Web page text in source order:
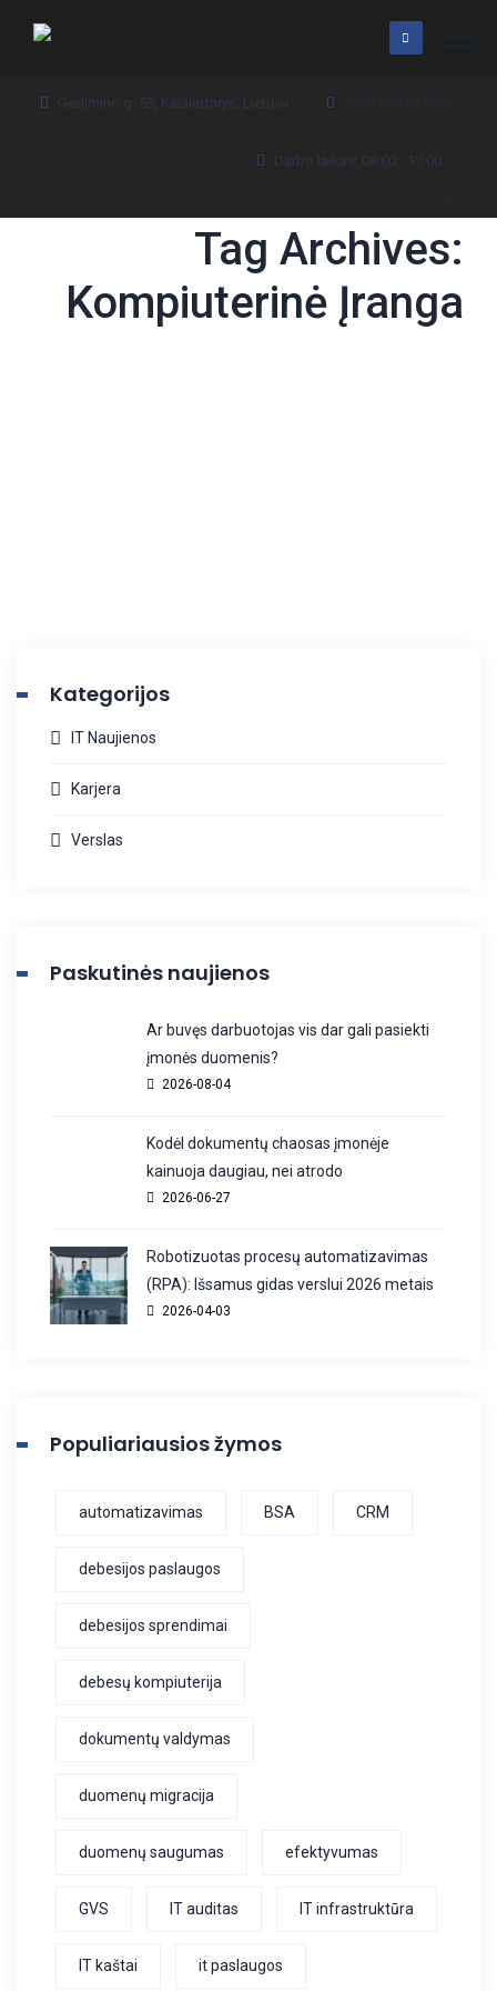
Gedimino g. 59, Kaišiadorys, Lietuva +370 630 99 970
Darbo laikas: 08:00 - 17:00
Tag Archives:
Kompiuterinė Įranga
Kategorijos
IT Naujienos
Karjera
Verslas
Paskutinės naujienos
Ar buvęs darbuotojas vis dar gali pasiekti
įmonės duomenis?
2026-08-04
Kodėl dokumentų chaosas įmonėje
kainuoja daugiau, nei atrodo
2026-06-27
Robotizuotas procesų automatizavimas
(RPA): Išsamus gidas verslui 2026 metais
2026-04-03
Populiariausios žymos
automatizavimas BSA CRM
debesijos paslaugos
debesijos sprendimai
debesų kompiuterija
dokumentų valdymas
duomenų migracija
duomenų saugumas efektyvumas
GVS IT auditas IT infrastruktūra
IT kaštai it paslaugos